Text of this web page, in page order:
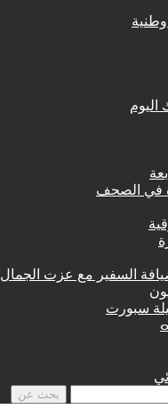
وطنية
في الصحف
السفير مع عزت الجمال
سبورت
بحث عن